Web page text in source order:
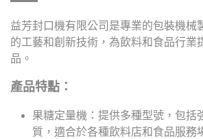
益芳封口機有限公司是專業的包裝機械
的工藝和創新技術，為飲料和食品行業
品。
產品特點：
果糖定量機：提供多種型號，包括
質，適合於各種飲料店和食品服務